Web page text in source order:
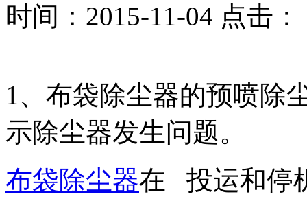
时间：2015-11-04 点击：
1、布袋除尘器的预喷除
示除尘器发生问题。
布袋除尘器在 投运和停